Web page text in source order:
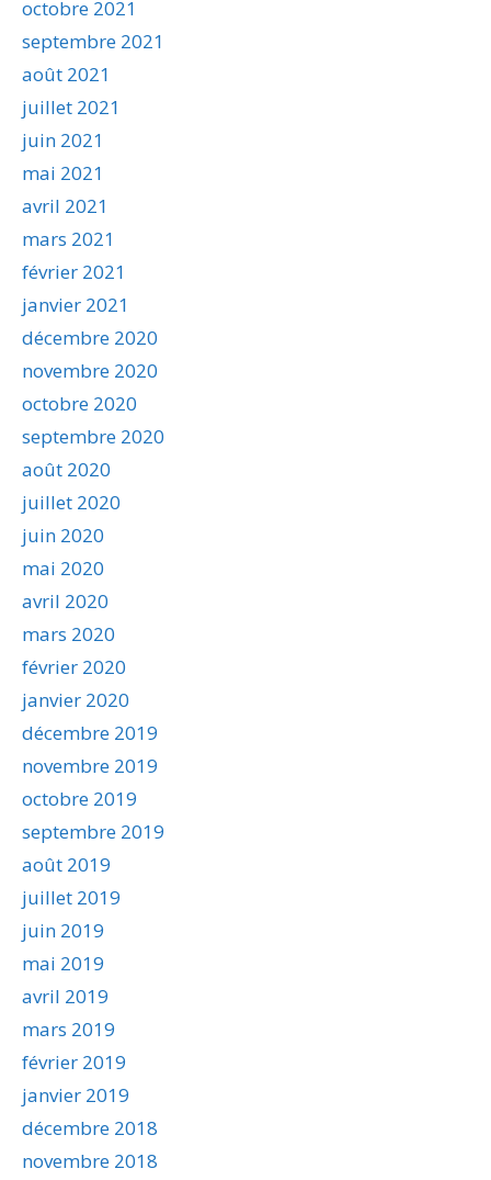
octobre 2021
septembre 2021
août 2021
juillet 2021
juin 2021
mai 2021
avril 2021
mars 2021
février 2021
janvier 2021
décembre 2020
novembre 2020
octobre 2020
septembre 2020
août 2020
juillet 2020
juin 2020
mai 2020
avril 2020
mars 2020
février 2020
janvier 2020
décembre 2019
novembre 2019
octobre 2019
septembre 2019
août 2019
juillet 2019
juin 2019
mai 2019
avril 2019
mars 2019
février 2019
janvier 2019
décembre 2018
novembre 2018